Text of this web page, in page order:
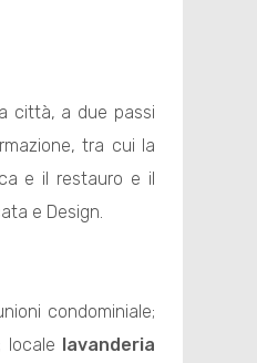
città, a due passi
tra cui la
e il restauro e il
e Design.
condominiale;
locale lavanderia